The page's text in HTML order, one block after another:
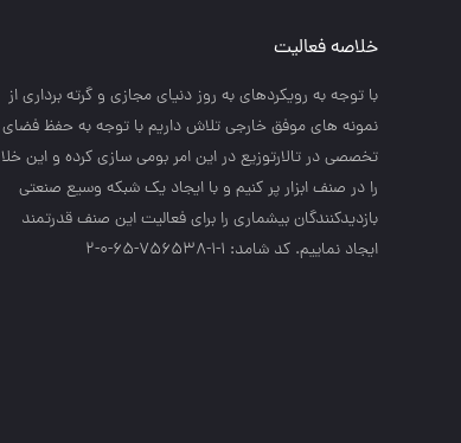
خلاصه فعالیت
با توجه به رويكردهاي به روز دنياي مجازي و گرته برداري از
نمونه هاي موفق خارجي تلاش داريم با توجه به حفظ فضاي
تخصصي در تالارتوزيع در اين امر بومي سازي كرده و اين خلا
را در صنف ابزار پر كنيم و با ايجاد يك شبكه وسيع صنعتي
بازديدكنندگان بيشماري را براي فعاليت اين صنف قدرتمند
ايجاد نماييم. کد شامد: 1-1-756538-65-0-2